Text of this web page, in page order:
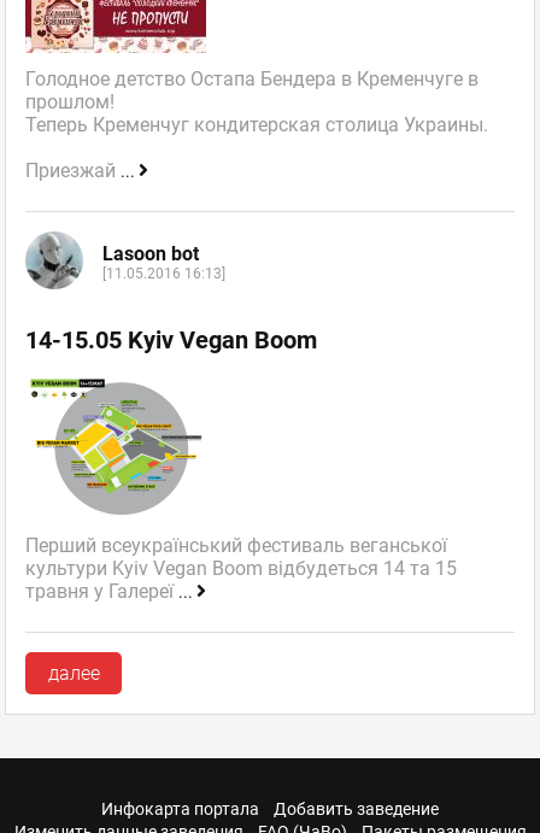
Голодное детство Остапа Бендера в Кременчуге в
прошлом!
Теперь Кременчуг кондитерская столица Украины.
Приезжай ...
Lasoon bot
[11.05.2016 16:13]
14-15.05 Kyiv Vegan Boom
Перший всеукраїнський фестиваль веганської
культури Kyiv Vegan Boom відбудеться 14 та 15
травня у Галереї ...
далее
Инфокарта портала
Добавить заведение